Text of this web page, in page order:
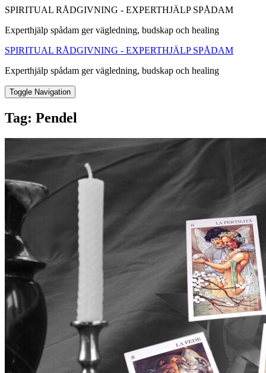
SPIRITUAL RÅDGIVNING - EXPERTHJÄLP SPÅDAM
Experthjälp spådam ger vägledning, budskap och healing
SPIRITUAL RÅDGIVNING - EXPERTHJÄLP SPÅDAM
Experthjälp spådam ger vägledning, budskap och healing
Toggle Navigation
Tag: Pendel